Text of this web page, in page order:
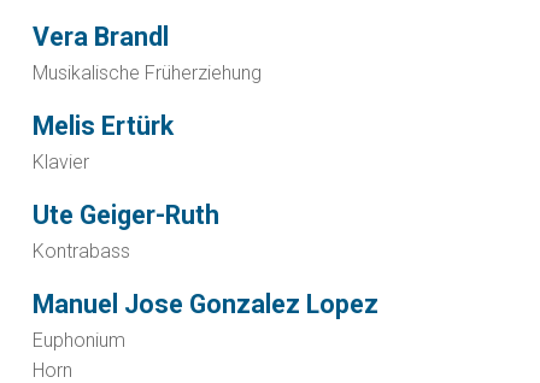
Vera Brandl
Musikalische Früherziehung
Melis Ertürk
Klavier
Ute Geiger-Ruth
Kontrabass
Manuel Jose Gonzalez Lopez
Euphonium
Horn